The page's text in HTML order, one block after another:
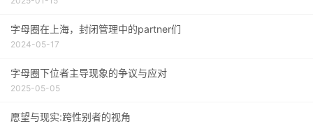
字母圈在上海，封闭管理中的partner们
2024-05-17
字母圈下位者主导现象的争议与应对
2025-05-05
愿望与现实:跨性别者的视角